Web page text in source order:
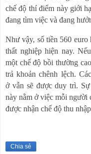
chế độ thí điểm này giới
đang tìm việc và đang
Như vậy, số tiền 560 euro
thất nghiệp hiện nay.
một chế độ bồi thường
trả khoản chênh lệch.
ởvẫn sẽ được duy trì.
này nằm ở việc mỗi người
được nhận chế độ thu
Chia sẻ